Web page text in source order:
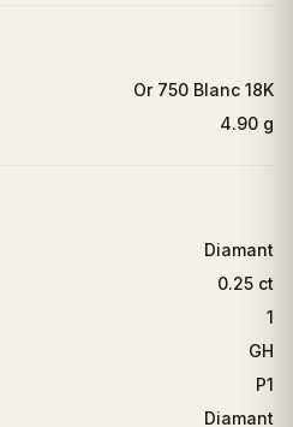
Or 750 Blanc 18K
4.90 g
Diamant
0.25 ct
1
GH
P1
Diamant